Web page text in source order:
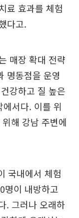
료 효과를 체험
다고.
매장 확대 전략
명동점을 운영
강하고 질 높은
서다. 이를 위
해 강남 주변에
국내에서 체험
명이 내방하고
. 그러나 오래하